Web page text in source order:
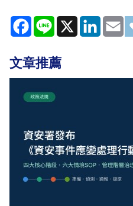
Facebook
Line X
文章推薦